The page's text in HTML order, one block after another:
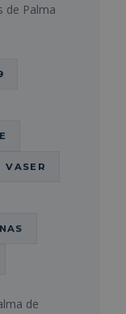
de Palma
VASER
de